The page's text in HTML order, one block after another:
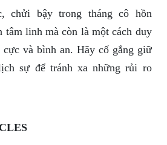
chửi bậy trong tháng cô hồn
tâm linh mà còn là một cách duy
và bình an. Hãy cố gắng giữ
sự để tránh xa những rủi ro